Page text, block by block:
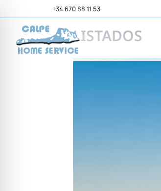
+34 670 88 11 53
LISTADOS